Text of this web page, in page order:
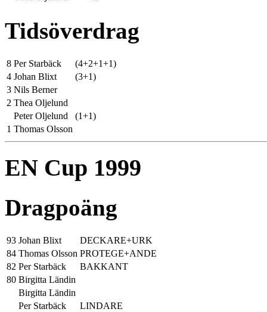
Tidsöverdrag
8 Per Starbäck
(4+2+1+1)
4 Johan Blixt
(3+1)
3 Nils Berner
2 Thea Oljelund
Peter Oljelund
(1+1)
1 Thomas Olsson
EN Cup 1999
Dragpoäng
93 Johan Blixt
DECKARE+URK
84 Thomas Olsson PROTEGE+ANDE
82 Per Starbäck
BAKKANT
80 Birgitta Ländin
Birgitta Ländin
Per Starbäck
LINDARE